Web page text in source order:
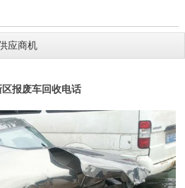
应商机
报废车回收电话